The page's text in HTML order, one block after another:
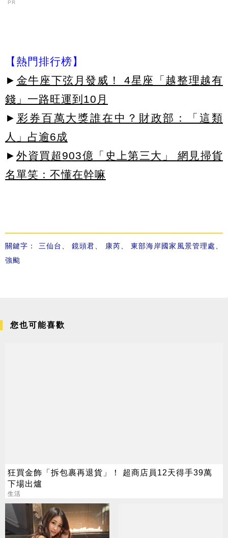
PR
【熱門排行榜】
► 金牛座下弦月發威！ 4星座「越整理越有
錢」一路旺運到10月
► 彩券百萬大獎誰在中？財政部：「這類
人」占逾6成
► 外資買超903億「史上第三大」 網見掃貨
名單笑：不懂在幹嘛
關鍵字： 三仙台 、鏡頭君 康芮 東部海岸國家風景管理處
強颱
您也可能喜歡
狂買金飾「拆包裹再退貨」！ 超商店員12天得手39萬
下場出爐
生活